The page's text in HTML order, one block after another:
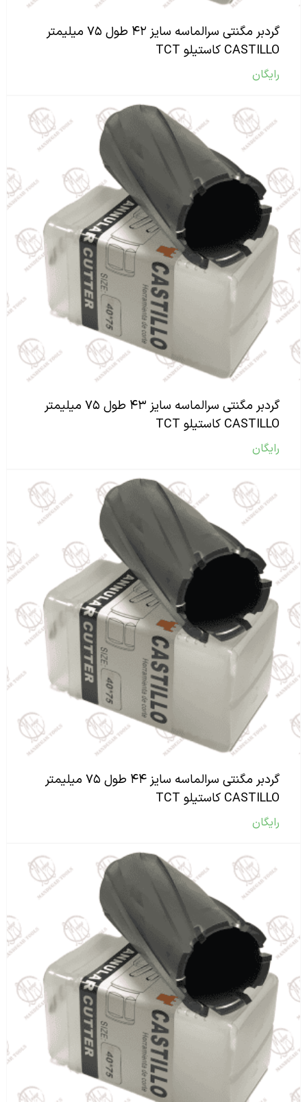
گردبر مگنتی سرالماسه سایز ۴۲ طول ۷۵ میلیمتر
CASTILLO کاستیلو TCT
رایگان
گردبر مگنتی سرالماسه سایز ۴۳ طول ۷۵ میلیمتر
CASTILLO کاستیلو TCT
رایگان
گردبر مگنتی سرالماسه سایز ۴۴ طول ۷۵ میلیمتر
CASTILLO کاستیلو TCT
رایگان